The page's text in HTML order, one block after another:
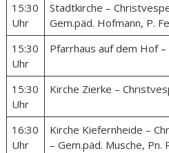
15:30
Uhr
Stadtkirche –
Gem.päd. Hofmann, P.
15:30
Uhr
Pfarrhaus auf dem Hof
15:30
Uhr
Kirche Zierke –
16:30
Uhr
Kirche Kiefernheide –
– Gem.päd. Musche, Pn.